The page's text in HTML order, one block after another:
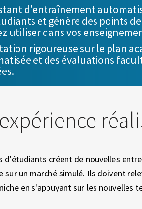
d'entraînement
et génère des points
utiliser dans vos
rigoureuse sur le plan
et des évaluations
d'étudiants créent de nouvelles
sur un marché simulé. Ils doivent
en s'appuyant sur les nouvelles